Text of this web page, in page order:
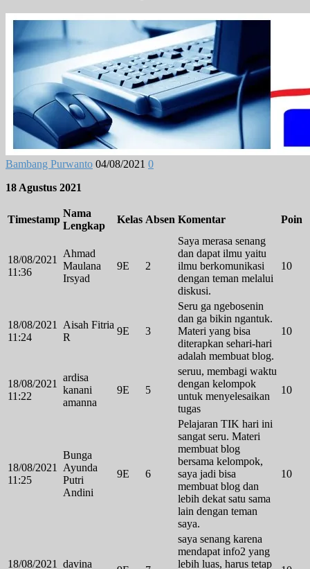
Bambang Purwanto 04/08/2021 0
18 Agustus 2021
Timestamp
Nama
Lengkap
Kelas Absen Komentar Poin
18/08/2021
11:36
Ahmad
Maulana
Irsyad
9E 2
Saya merasa senang
dan dapat ilmu yaitu
ilmu berkomunikasi
dengan teman melalui
diskusi.
10
18/08/2021
11:24
Aisah Fitria
R
9E 3
Seru ga ngebosenin
dan ga bikin ngantuk.
Materi yang bisa
diterapkan sehari-hari
adalah membuat blog.
10
18/08/2021
11:22
ardisa
kanani
amanna
9E 5
seruu, membagi waktu
dengan kelompok
untuk menyelesaikan
tugas
10
18/08/2021
11:25
Bunga
Ayunda
Putri
Andini
9E 6
Pelajaran TIK hari ini
sangat seru. Materi
membuat blog
bersama kelompok,
saya jadi bisa
membuat blog dan
lebih dekat satu sama
lain dengan teman
saya.
10
18/08/2021 davina
saya senang karena
mendapat info2 yang
lebih luas, harus tetap